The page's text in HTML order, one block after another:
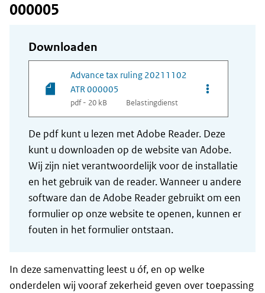
000005
Downloaden
Advance tax ruling 20211102
ATR 000005
pdf - 20 kB Belastingdienst
Opties van
De pdf kunt u lezen met Adobe Reader. Deze
kunt u downloaden op de website van Adobe.
Wij zijn niet verantwoordelijk voor de installatie
en het gebruik van de reader. Wanneer u andere
software dan de Adobe Reader gebruikt om een
formulier op onze website te openen, kunnen er
fouten in het formulier ontstaan.
In deze samenvatting leest u óf, en op welke
onderdelen wij vooraf zekerheid geven over toepassing